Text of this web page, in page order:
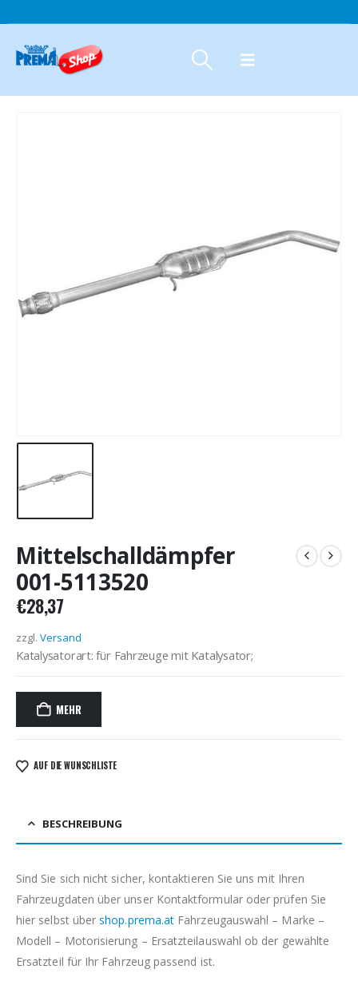
Mittelschalldämpfer
001-5113520
€28,37
zzgl. Versand
Katalysatorart: für Fahrzeuge mit Katalysator;
MEHR
AUF DIE WUNSCHLISTE
BESCHREIBUNG
Sind Sie sich nicht sicher, kontaktieren Sie uns mit Ihren
Fahrzeugdaten über unser Kontaktformular oder prüfen Sie
hier selbst übershop.prema.at Fahrzeugauswahl – Marke –
Modell – Motorisierung – Ersatzteilauswahl ob der gewählte
Ersatzteil für Ihr Fahrzeug passend ist.